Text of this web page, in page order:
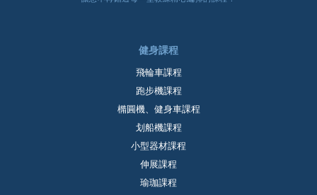
健身課程
飛輪車課程
跑步機課程
橢圓機、健身車課程
划船機課程
小型器材課程
伸展課程
瑜珈課程